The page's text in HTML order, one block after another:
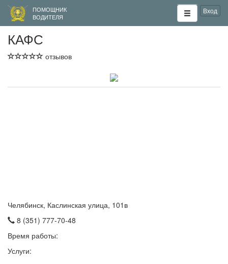
ПОМОЩНИК
ВОДИТЕЛЯ
Вход
КАФС
отзывов
Челябинск, Каслинская улица, 101в
8 (351) 777-70-48
Время работы:
Услуги: